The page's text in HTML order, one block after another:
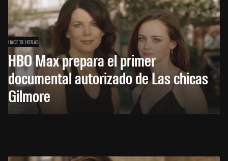
HACE 19 HORAS
HBO Max prepara el primer
documental autorizado de Las chicas
Gilmore